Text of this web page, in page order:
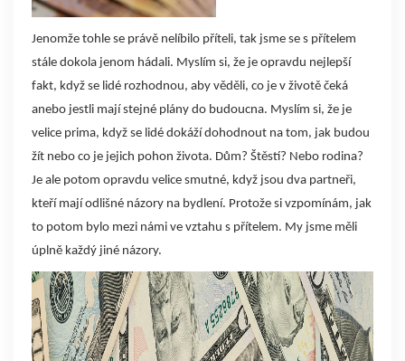
Jenomže tohle se právě nelíbilo příteli, tak jsme se s přítelem
stále dokola jenom hádali. Myslím si, že je opravdu nejlepší
fakt, když se lidé rozhodnou, aby věděli, co je v životě čeká
anebo jestli mají stejné plány do budoucna. Myslím si, že je
velice prima, když se lidé dokáží dohodnout na tom, jak budou
žít nebo co je jejich pohon života. Dům? Štěstí? Nebo rodina?
Je ale potom opravdu velice smutné, když jsou dva partneři,
kteří mají odlišné názory na bydlení. Protože si vzpomínám, jak
to potom bylo mezi námi ve vztahu s přítelem. My jsme měli
úplně každý jiné názory.